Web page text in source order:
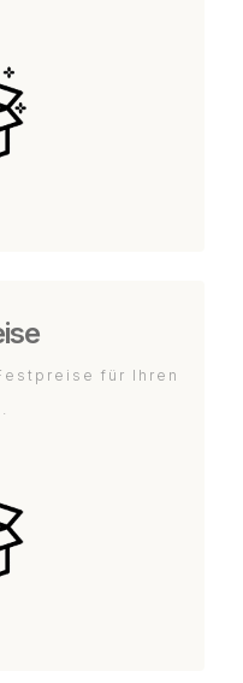
für Ihren